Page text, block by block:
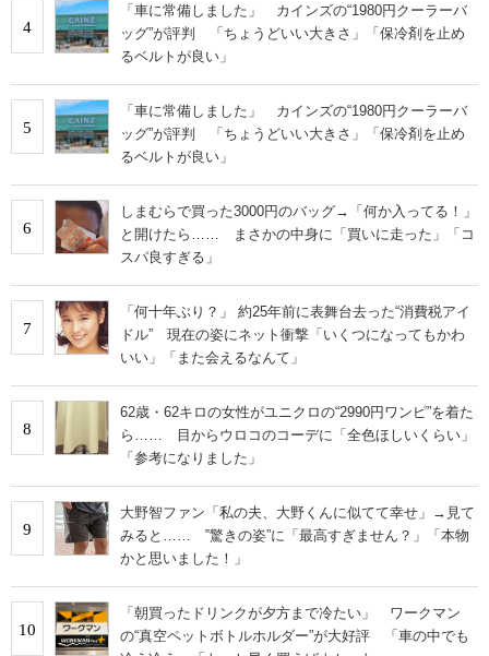
4
「車に常備しました」 カインズの“1980円クーラーバ
ッグ”が評判 「ちょうどいい大きさ」「保冷剤を止め
るベルトが良い」
5
「車に常備しました」 カインズの“1980円クーラーバ
ッグ”が評判 「ちょうどいい大きさ」「保冷剤を止め
るベルトが良い」
6
しまむらで買った3000円のバッグ→「何か入ってる！」
と開けたら…… まさかの中身に「買いに走った」「コ
スパ良すぎる」
7
「何十年ぶり？」 約25年前に表舞台去った“消費税アイ
ドル” 現在の姿にネット衝撃「いくつになってもかわ
いい」「また会えるなんて」
8
62歳・62キロの女性がユニクロの“2990円ワンピ”を着た
ら…… 目からウロコのコーデに「全色ほしいくらい」
「参考になりました」
9
大野智ファン「私の夫、大野くんに似てて幸せ」→見て
みると…… ‟驚きの姿”に「最高すぎません？」「本物
かと思いました！」
10
「朝買ったドリンクが夕方まで冷たい」 ワークマン
の“真空ペットボトルホルダー”が大好評 「車の中でも